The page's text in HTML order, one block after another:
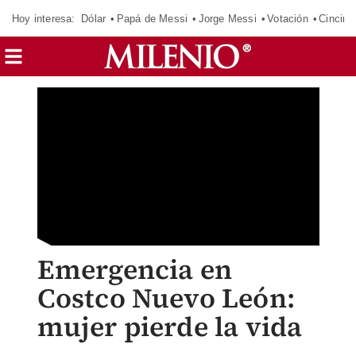
Hoy interesa: Dólar Papá de Messi Jorge Messi Votación
Emergencia en
Costco Nuevo León:
mujer pierde la vida